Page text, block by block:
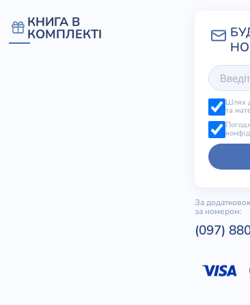
КНИГА В
КОМПЛЕКТІ
Шлях
та
За
за номером:
(097)